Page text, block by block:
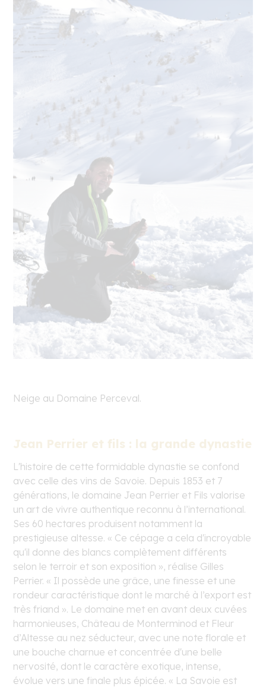
Neige au Domaine Perceval.
Jean Perrier et fils : la grande dynastie
L'histoire de cette formidable dynastie se confond
avec celle des vins de Savoie. Depuis 1853 et 7
générations, le domaine Jean Perrier et Fils valorise
un art de vivre authentique reconnu à l’international.
Ses 60 hectares produisent notamment la
prestigieuse altesse. « Ce cépage a cela d'incroyable
qu'il donne des blancs complètement différents
selon le terroir et son exposition », réalise Gilles
Perrier. « Il possède une grâce, une finesse et une
rondeur caractéristique dont le marché à l’export est
très friand ». Le domaine met en avant deux cuvées
harmonieuses, Château de Monterminod et Fleur
d’Altesse au nez séducteur, avec une note florale et
une bouche charnue et concentrée d'une belle
nervosité, dont le caractère exotique, intense,
évolue vers une finale plus épicée. « La Savoie est